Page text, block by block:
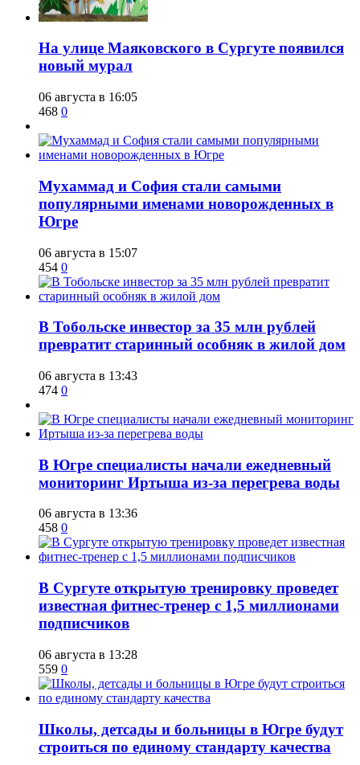
​На улице Маяковского в Сургуте появился
новый мурал
06 августа в 16:05
468 0
​Мухаммад и София стали самыми
популярными именами новорожденных в
Югре
06 августа в 15:07
454 0
В Тобольске инвестор за 35 млн рублей
превратит старинный особняк в жилой дом
06 августа в 13:43
474 0
В Югре специалисты начали ежедневный
мониторинг Иртыша из-за перегрева воды
06 августа в 13:36
458 0
В Сургуте открытую тренировку проведет
известная фитнес-тренер с 1,5 миллионами
подписчиков
06 августа в 13:28
559 0
Школы, детсады и больницы в Югре будут
строиться по единому стандарту качества